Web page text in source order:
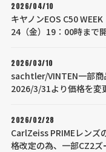
2026/04/10
キヤノンEOS C50
24（金）19：00時まで
2026/03/10
sachtler/VINTEN一部商
2026/3/31より価格を変
2026/02/28
CarlZeiss PRIMEレンズ
格改定の為、一部CZ2